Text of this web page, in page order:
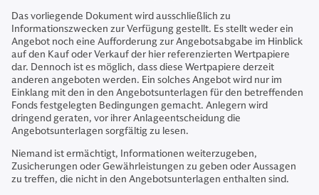
Das vorliegende Dokument wird ausschließlich zu
Informationszwecken zur Verfügung gestellt. Es stellt weder ein
Angebot noch eine Aufforderung zur Angebotsabgabe im Hinblick
auf den Kauf oder Verkauf der hier referenzierten Wertpapiere
dar. Dennoch ist es möglich, dass diese Wertpapiere derzeit
anderen angeboten werden. Ein solches Angebot wird nur im
Einklang mit den in den Angebotsunterlagen für den betreffenden
Fonds festgelegten Bedingungen gemacht. Anlegern wird
dringend geraten, vor ihrer Anlageentscheidung die
Angebotsunterlagen sorgfältig zu lesen.
Niemand ist ermächtigt, Informationen weiterzugeben,
Zusicherungen oder Gewährleistungen zu geben oder Aussagen
zu treffen, die nicht in den Angebotsunterlagen enthalten sind.